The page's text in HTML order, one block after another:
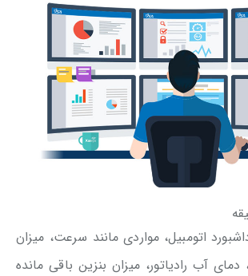
اتومبیل، مواردی مانند سرعت، میزان
آب رادیاتور، میزان بنزین باقی مانده